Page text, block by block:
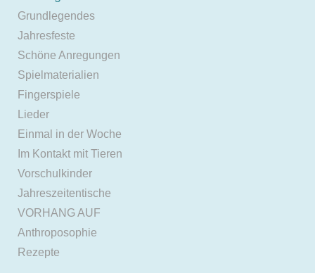
Grundlegendes
Jahresfeste
Schöne Anregungen
Spielmaterialien
Fingerspiele
Lieder
Einmal in der Woche
Im Kontakt mit Tieren
Vorschulkinder
Jahreszeitentische
VORHANG AUF
Anthroposophie
Rezepte